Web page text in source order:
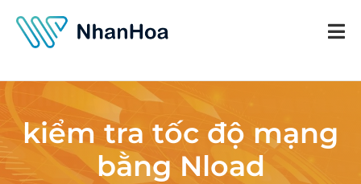
kiểm tra tốc độ mạng
bằng Nload